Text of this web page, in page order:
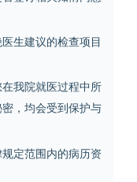
生建议的检查项目
我院就医过程中所
，均会受到保护与
定范围内的病历资